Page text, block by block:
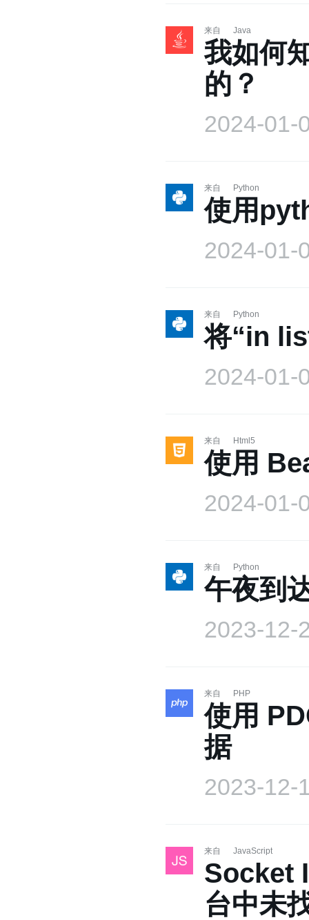
来自 Java
我如何
的？
2024-01-
来自 Python
使用
2024-01-
来自 Python
将“in
2024-01-
来自 Html5
使用
2024-01-
来自 Python
午夜到
2023-12-
来自 PHP
使用
据
2023-12-
来自 JavaScript
Socket
台中未